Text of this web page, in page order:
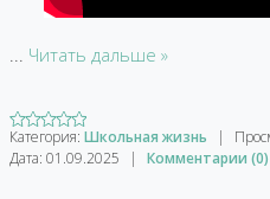
... Читать дальше »
Категория: Школьная жизнь |
Дата: 01.09.2025 | Комментарии (0)